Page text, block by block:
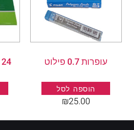
עופרות 0.7 פילוט
הוספה לסל
₪25.00